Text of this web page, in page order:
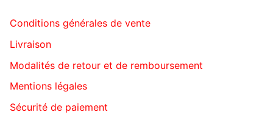
Conditions générales de vente
Livraison
Modalités de retour et de remboursement
Mentions légales
Sécurité de paiement